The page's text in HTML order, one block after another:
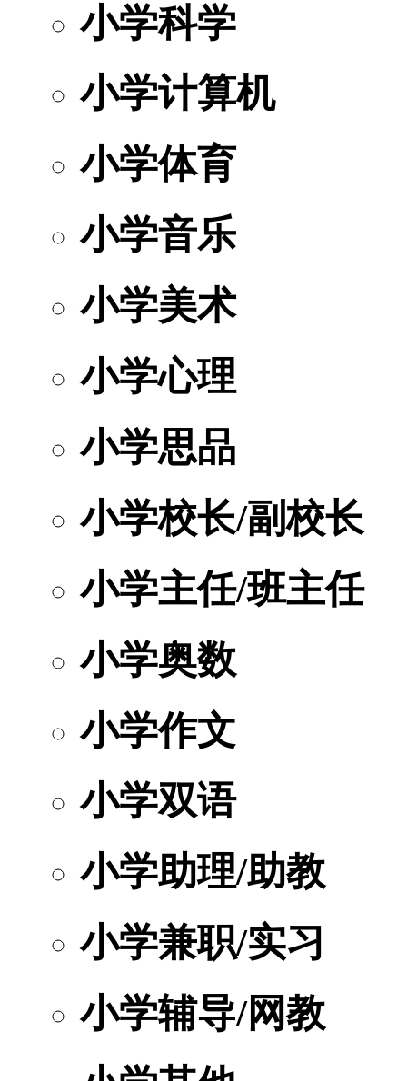
小学科学
小学计算机
小学体育
小学音乐
小学美术
小学心理
小学思品
小学校长/副校长
小学主任/班主任
小学奥数
小学作文
小学双语
小学助理/助教
小学兼职/实习
小学辅导/网教